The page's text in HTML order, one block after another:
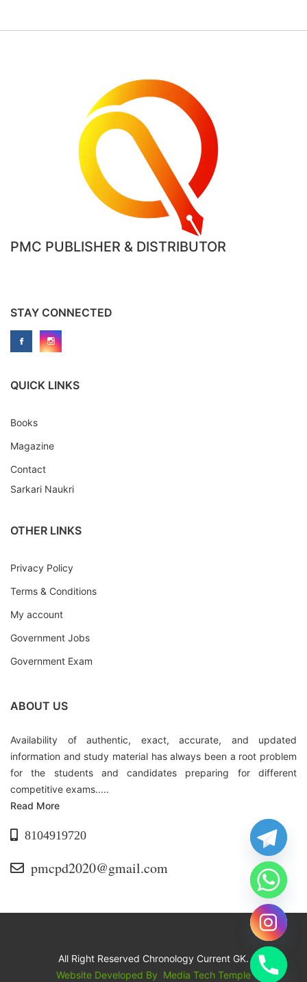
PMC PUBLISHER & DISTRIBUTOR
STAY CONNECTED
QUICK LINKS
Books
Magazine
Contact
Sarkari Naukri
OTHER LINKS
Privacy Policy
Terms & Conditions
My account
Government Jobs
Government Exam
ABOUT US
Availability of authentic, exact, accurate, and updated
information and study material has always been a root problem
for the students and candidates preparing for different
competitive exams.....
Read More
8104919720
pmcpd2020@gmail.com
All Right Reserved Chronology Current GK.
Website Developed By Media Tech Temple